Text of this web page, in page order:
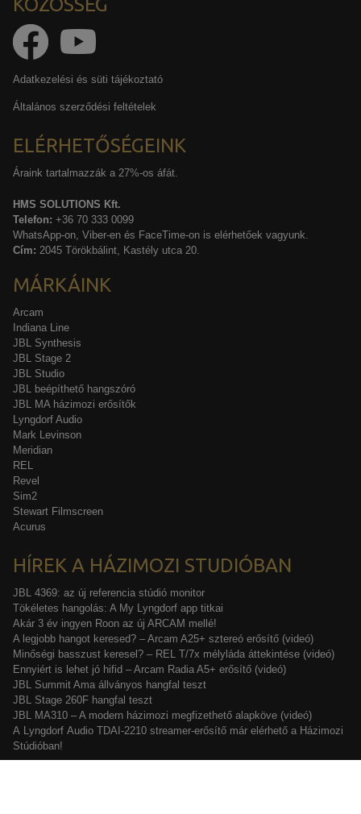
Adatkezelési és süti tájékoztató
Általános szerződési feltételek
ELÉRHETŐSÉGEINK
Áraink tartalmazzák a 27%-os áfát.
HMS SOLUTIONS Kft.
Telefon: +36 70 333 0099
WhatsApp-on, Viber-en és FaceTime-on is elérhetőek vagyunk.
Cím: 2045 Törökbálint, Kastély utca 20.
MÁRKÁINK
Arcam
Indiana Line
JBL Synthesis
JBL Stage 2
JBL Studio
JBL beépíthető hangszóró
JBL MA házimozi erősítők
Lyngdorf Audio
Mark Levinson
Meridian
REL
Revel
Sim2
Stewart Filmscreen
Acurus
HÍREK A HÁZIMOZI STUDIÓBAN
JBL 4369: az új referencia stúdió monitor
Tökéletes hangolás: A My Lyngdorf app titkai
Akár 3 év ingyen Roon az új ARCAM mellé!
A legjobb hangot keresed? – Arcam A25+ sztereó erősítő (videó)
Minőségi basszust keresel? – REL T/7x mélyláda áttekintése (videó)
Ennyiért is lehet jó hifid – Arcam Radia A5+ erősítő (videó)
JBL Summit Ama állványos hangfal teszt
JBL Stage 260F hangfal teszt
JBL MA310 – A modern házimozi megfizethető alapköve (videó)
A Lyngdorf Audio TDAI-2210 streamer-erősítő már elérhető a Házimozi
Stúdióban!